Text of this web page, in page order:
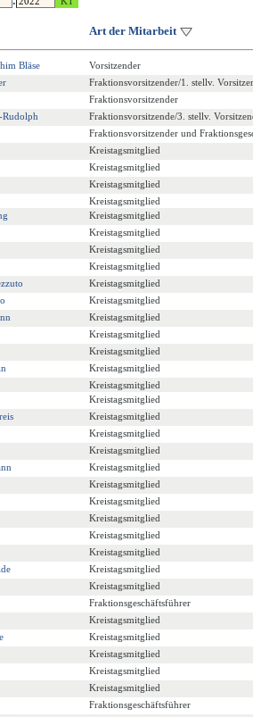
Art der Mitarbeit
Bläse Vorsitzender
Fraktionsvorsitzender/1. stellv.
Fraktionsvorsitzender
Rudolph
Fraktionsvorsitzende/3. stellv.
Fraktionsvorsitzender und
Kreistagsmitglied
Kreistagsmitglied
Kreistagsmitglied
Kreistagsmitglied
Kreistagsmitglied
Kreistagsmitglied
Kreistagsmitglied
Kreistagsmitglied
Kreistagsmitglied
Kreistagsmitglied
Kreistagsmitglied
Kreistagsmitglied
Kreistagsmitglied
Kreistagsmitglied
Kreistagsmitglied
Kreistagsmitglied
Kreistagsmitglied
Kreistagsmitglied
Kreistagsmitglied
Kreistagsmitglied
Kreistagsmitglied
Kreistagsmitglied
Kreistagsmitglied
Kreistagsmitglied
Kreistagsmitglied
Kreistagsmitglied
Kreistagsmitglied
Fraktionsgeschäftsführer
Kreistagsmitglied
Kreistagsmitglied
Kreistagsmitglied
Kreistagsmitglied
Kreistagsmitglied
Fraktionsgeschäftsführer